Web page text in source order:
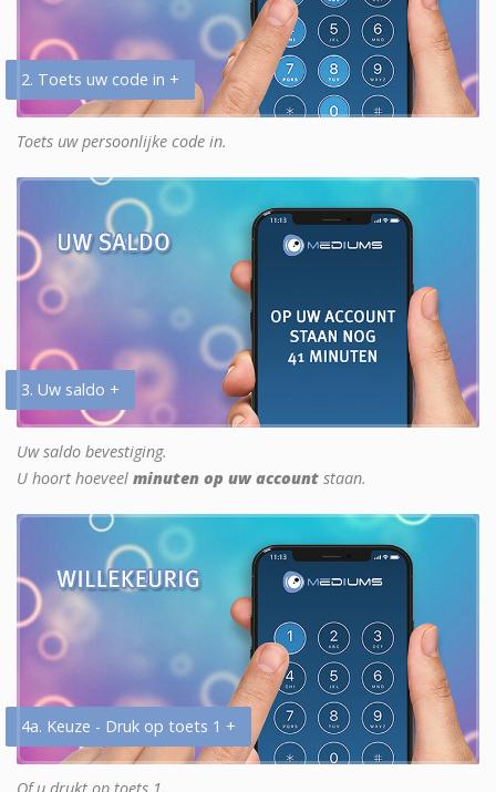
2. Toets uw code in +
Toets uw persoonlijke code in.
3. Uw saldo +
Uw saldo bevestiging.
U hoort hoeveel minuten op uw account staan.
4a. Keuze - Druk op toets 1 +
Of u drukt op toets 1.